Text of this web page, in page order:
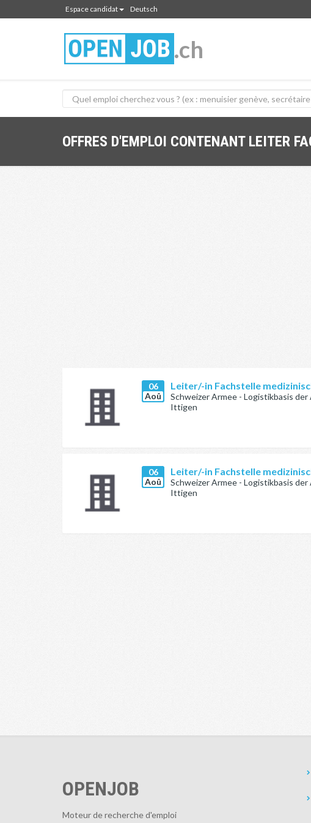
Espace candidat Deutsch
.ch
OFFRES D'EMPLOI CONTENANT LEITER
06
Aoû
Leiter/-in Fachstelle
Schweizer Armee - Logistikbasis der
Ittigen
06
Aoû
Leiter/-in Fachstelle
Schweizer Armee - Logistikbasis der
Ittigen
OPENJOB
Moteur de recherche d'emploi